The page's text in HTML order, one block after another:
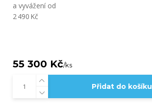
a vyvážení od
2 490 Kč
55 300 Kč/ks
Přidat do košíku